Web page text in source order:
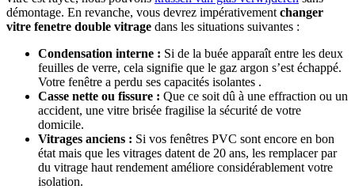
démontage. En revanche, vous devrez impérativement changer
vitre fenetre double vitrage dans les situations suivantes :
Condensation interne : Si de la buée apparaît entre les deux
feuilles de verre, cela signifie que le gaz argon s’est échappé.
Votre fenêtre a perdu ses capacités isolantes .
Casse nette ou fissure : Que ce soit dû à une effraction ou un
accident, une vitre brisée fragilise la sécurité de votre
domicile.
Vitrages anciens : Si vos fenêtres PVC sont encore en bon
état mais que les vitrages datent de 20 ans, les remplacer par
du vitrage haut rendement améliore considérablement votre
isolation.